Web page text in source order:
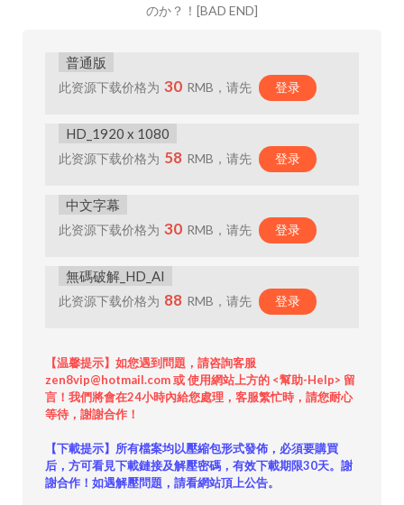
のか？！[BAD END]
普通版
此资源下载价格为 30 RMB，请先 登录
HD_1920 x 1080
此资源下载价格为 58 RMB，请先 登录
中文字幕
此资源下载价格为 30 RMB，请先 登录
無碼破解_HD_AI
此资源下载价格为 88 RMB，请先 登录
【温馨提示】如您遇到問題，請咨詢客服
zen8vip@hotmail.com 或 使用網站上方的 <幫助-Help> 留
言！我們將會在24小時內給您處理，客服繁忙時，請您耐心
等待，謝謝合作！
【下載提示】所有檔案均以壓縮包形式發佈，必須要購買
后，方可看見下載鏈接及解壓密碼，有效下載期限30天。謝
謝合作！如遇解壓問題，請看網站頂上公告。